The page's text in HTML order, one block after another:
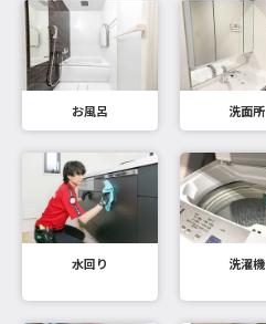
お風呂 洗面所
水回り 洗濯機